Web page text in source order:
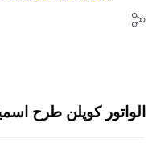
الواتور کوپلن طرح اسمیک